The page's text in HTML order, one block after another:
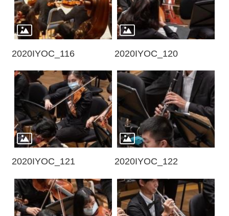
2020IYOC_116 2020IYOC_120
2020IYOC_121 2020IYOC_122